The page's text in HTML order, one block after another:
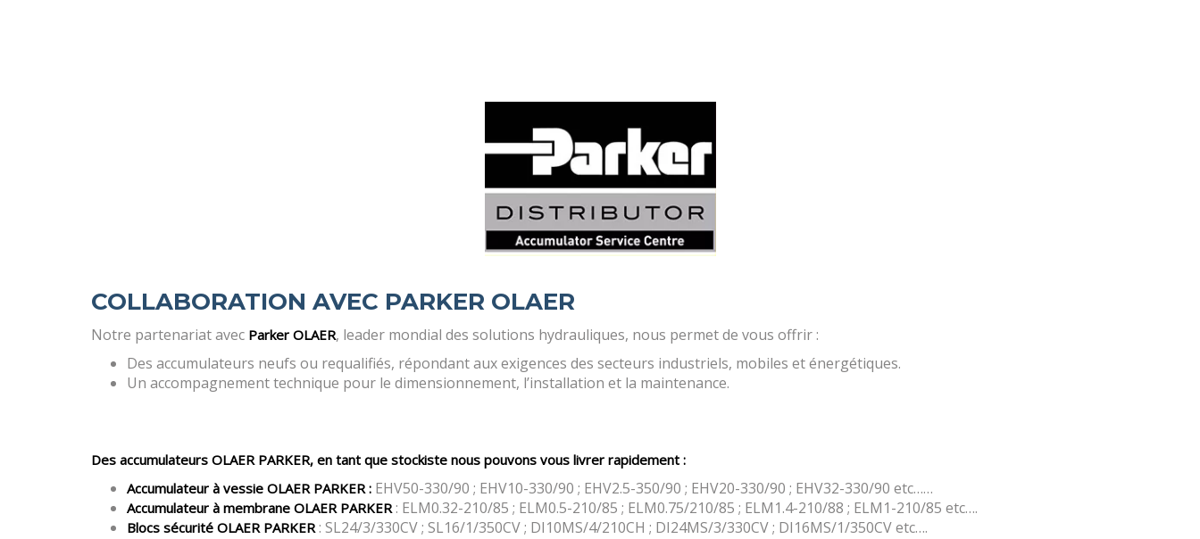
COLLABORATION AVEC PARKER OLAER
Notre partenariat avec Parker OLAER, leader mondial des solutions hydrauliques, nous permet de vous offrir :
Des accumulateurs neufs ou requalifiés, répondant aux exigences des secteurs industriels, mobiles et énergétiques.
Un accompagnement technique pour le dimensionnement, l’installation et la maintenance.
Des accumulateurs OLAER PARKER, en tant que stockiste nous pouvons vous livrer rapidement :
Accumulateur à vessie OLAER PARKER : EHV50-330/90 ; EHV10-330/90 ; EHV2.5-350/90 ; EHV20-330/90 ; EHV32-330/90 etc……
Accumulateur à membrane OLAER PARKER: ELM0.32-210/85 ; ELM0.5-210/85 ; ELM0.75/210/85 ; ELM1.4-210/88 ; ELM1-210/85 etc….
Blocs sécurité OLAER PARKER: SL24/3/330CV ; SL16/1/350CV ; DI10MS/4/210CH ; DI24MS/3/330CV ; DI16MS/1/350CV etc….